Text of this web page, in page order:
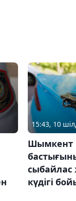
15:43, 10
Шымкент
күдігі